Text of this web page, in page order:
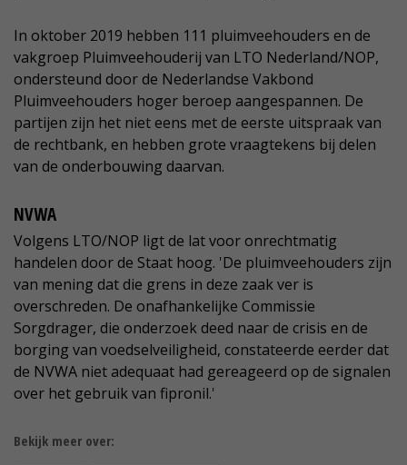
In oktober 2019 hebben 111 pluimveehouders en de
vakgroep Pluimveehouderij van LTO Nederland/NOP,
ondersteund door de Nederlandse Vakbond
Pluimveehouders hoger beroep aangespannen. De
partijen zijn het niet eens met de eerste uitspraak van
de rechtbank, en hebben grote vraagtekens bij delen
van de onderbouwing daarvan.
NVWA
Volgens LTO/NOP ligt de lat voor onrechtmatig
handelen door de Staat hoog. 'De pluimveehouders zijn
van mening dat die grens in deze zaak ver is
overschreden. De onafhankelijke Commissie
Sorgdrager, die onderzoek deed naar de crisis en de
borging van voedselveiligheid, constateerde eerder dat
de NVWA niet adequaat had gereageerd op de signalen
over het gebruik van fipronil.'
Bekijk meer over: